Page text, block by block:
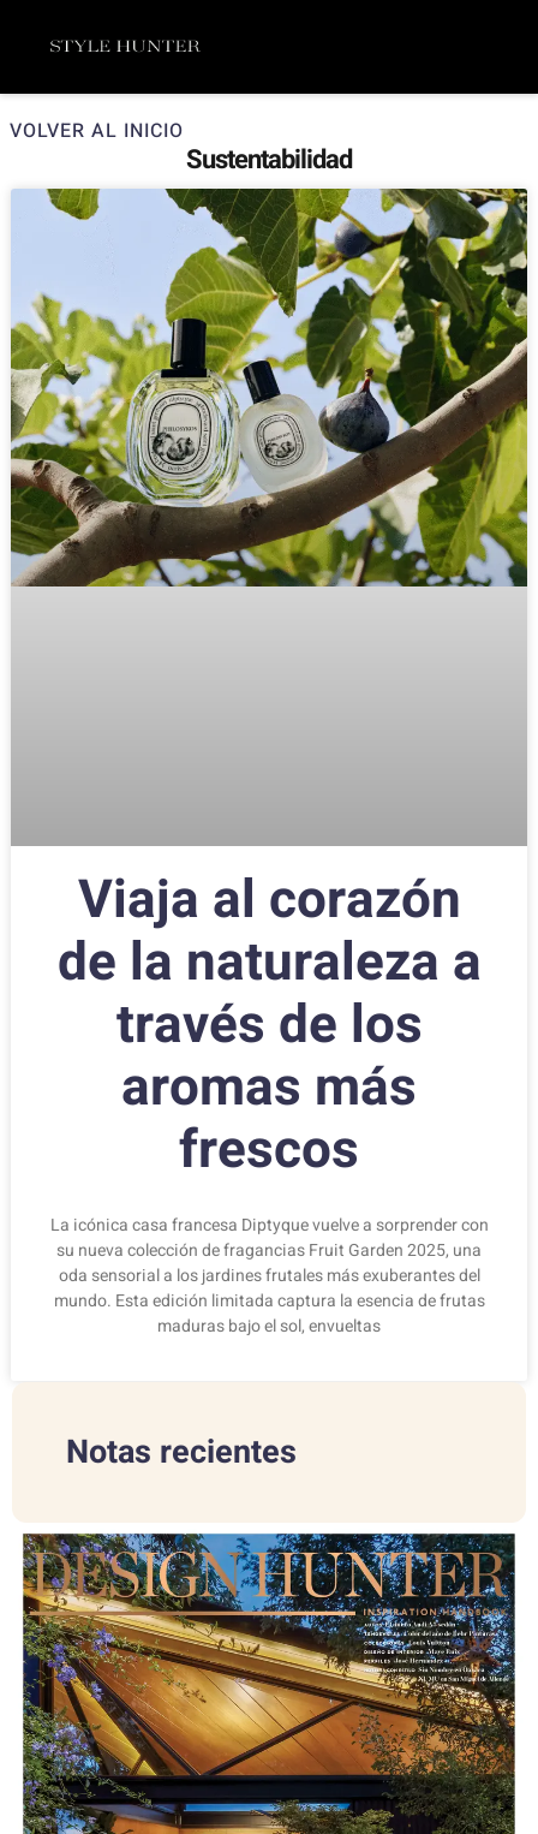
VOLVER AL INICIO
Sustentabilidad
Viaja al corazón
de la naturaleza a
través de los
aromas más
frescos
La icónica casa francesa Diptyque vuelve a sorprender con
su nueva colección de fragancias Fruit Garden 2025, una
oda sensorial a los jardines frutales más exuberantes del
mundo. Esta edición limitada captura la esencia de frutas
maduras bajo el sol, envueltas
Notas recientes